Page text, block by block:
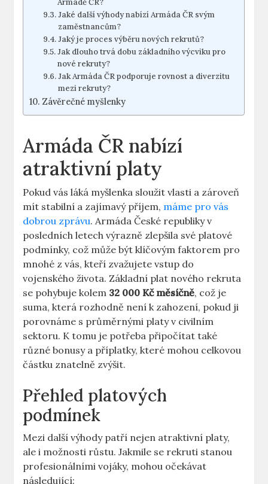
Armádě ČR?
Jaké další výhody nabízí Armáda ČR svým
zaměstnancům?
Jaký je proces výběru nových rekrutů?
Jak dlouho trvá dobu základního výcviku pro
nové rekruty?
Jak Armáda ČR podporuje rovnost a diverzitu
mezi rekruty?
Závěrečné myšlenky
Armáda ČR nabízí
atraktivní platy
Pokud vás láká myšlenka sloužit vlasti a zároveň
mít stabilní a zajímavý příjem, máme pro vás
dobrou zprávu. Armáda České republiky v
posledních letech výrazně zlepšila své platové
podmínky, což může být klíčovým faktorem pro
mnohé z vás, kteří zvažujete vstup do
vojenského života. Základní plat nového rekruta
se pohybuje kolem 32 000 Kč měsíčně, což je
suma, která rozhodně není k zahození, pokud ji
porovnáme s průměrnými platy v civilním
sektoru. K tomu je potřeba připočítat také
různé bonusy a příplatky, které mohou celkovou
částku znatelně zvýšit.
Přehled platových
podmínek
Mezi další výhody patří nejen atraktivní platy,
ale i možnosti růstu. Jakmile se rekruti stanou
profesionálními vojáky, mohou očekávat
následující: